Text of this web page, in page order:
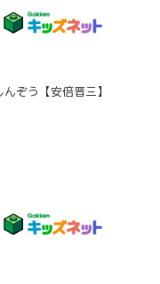
んぞう【安倍晋三】